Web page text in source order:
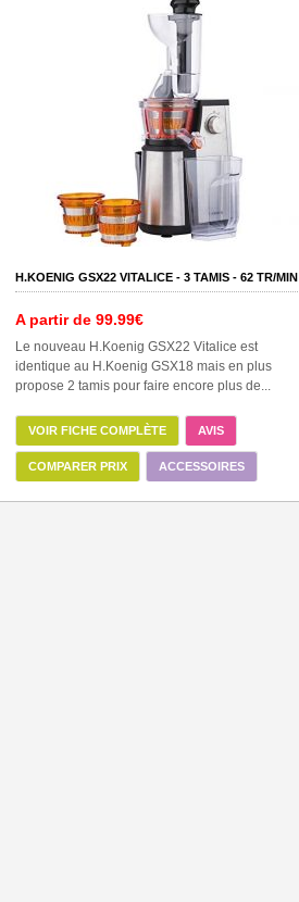
H.KOENIG GSX22 VITALICE - 3 TAMIS - 62 TR/MIN
A partir de 99.99€
Le nouveau H.Koenig GSX22 Vitalice est
identique au H.Koenig GSX18 mais en plus
propose 2 tamis pour faire encore plus de...
VOIR FICHE COMPLÈTE AVIS
COMPARER PRIX ACCESSOIRES